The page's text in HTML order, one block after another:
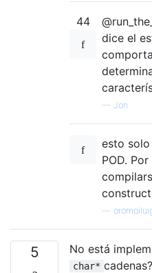
44
dice el
— Jon
esto
POD.
5 No está
char*